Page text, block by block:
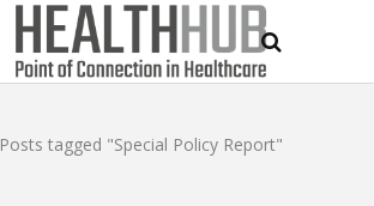
Posts tagged "Special Policy Report"